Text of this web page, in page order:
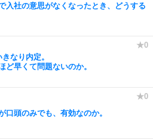
入社の意思がなくなったとき、どうする
なり内定。
ど早くて問題ないのか。
口頭のみでも、有効なのか。